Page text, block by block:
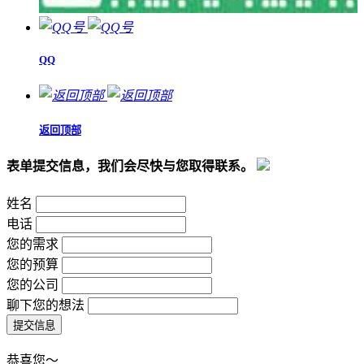
QQ
返回顶部
表单提交信息，我们会尽快与您取得联系。
姓名
电话
您的需求
您的预算
您的公司
聊下您的想法
恭喜您～